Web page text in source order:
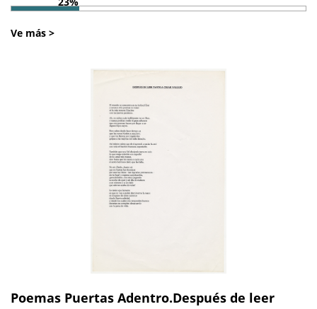
Ve más >
Poemas Puertas Adentro.Después de leer